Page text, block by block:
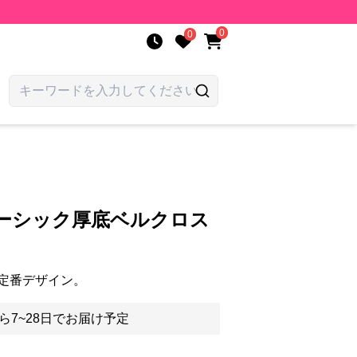
0 0
シック厚底ベルクロス
番デザイン。
7~28日でお届け予定